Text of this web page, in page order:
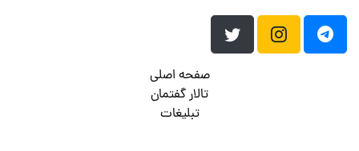
صفحه اصلی
تالار گفتمان
تبلیغات